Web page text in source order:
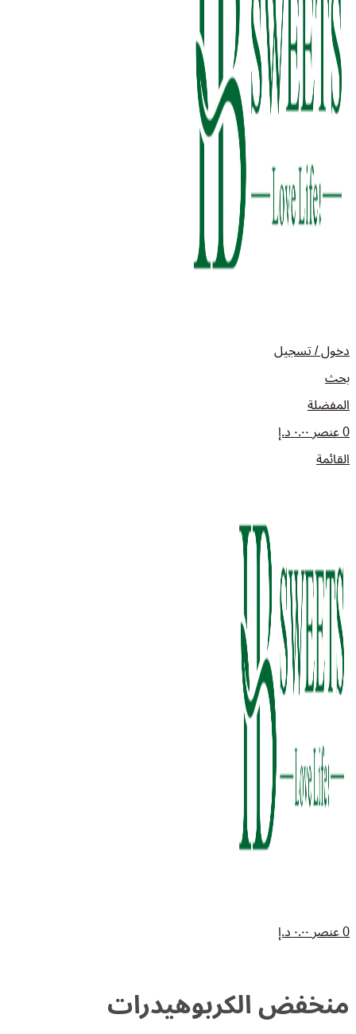
دخول / تسجيل
بحث
المفضلة
0عنصر٠.٠٠د.إ
القائمة
0عنصر٠.٠٠د.إ
منخفض الكربوهيدرات